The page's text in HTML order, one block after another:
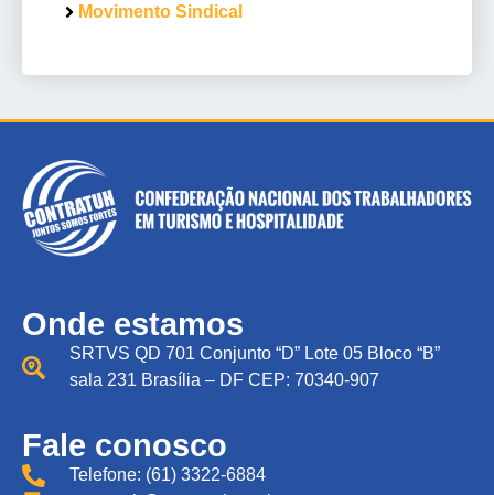
Movimento Sindical
Onde estamos
SRTVS QD 701 Conjunto “D” Lote 05 Bloco “B”
sala 231 Brasília – DF CEP: 70340-907
Fale conosco
Telefone: (61) 3322-6884